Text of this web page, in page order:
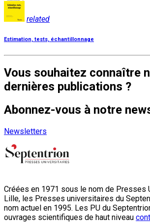
related
Estimation, tests, échantillonnage
Vous souhaitez connaître
dernières publications ?
Abonnez-vous à notre
Newsletters
Créées en 1971 sous le nom de Presses
Lille, les Presses universitaires du
nom actuel en 1995. Les PU du
ouvrages scientifiques de haut niveau